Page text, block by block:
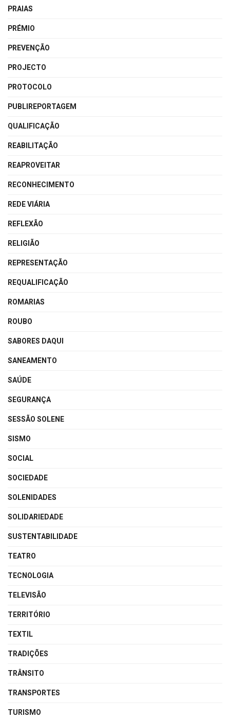
PRAIAS
PRÉMIO
PREVENÇÃO
PROJECTO
PROTOCOLO
PUBLIREPORTAGEM
QUALIFICAÇÃO
REABILITAÇÃO
REAPROVEITAR
RECONHECIMENTO
REDE VIÁRIA
REFLEXÃO
RELIGIÃO
REPRESENTAÇÃO
REQUALIFICAÇÃO
ROMARIAS
ROUBO
SABORES DAQUI
SANEAMENTO
SAÚDE
SEGURANÇA
SESSÃO SOLENE
SISMO
SOCIAL
SOCIEDADE
SOLENIDADES
SOLIDARIEDADE
SUSTENTABILIDADE
TEATRO
TECNOLOGIA
TELEVISÃO
TERRITÓRIO
TEXTIL
TRADIÇÕES
TRÂNSITO
TRANSPORTES
TURISMO